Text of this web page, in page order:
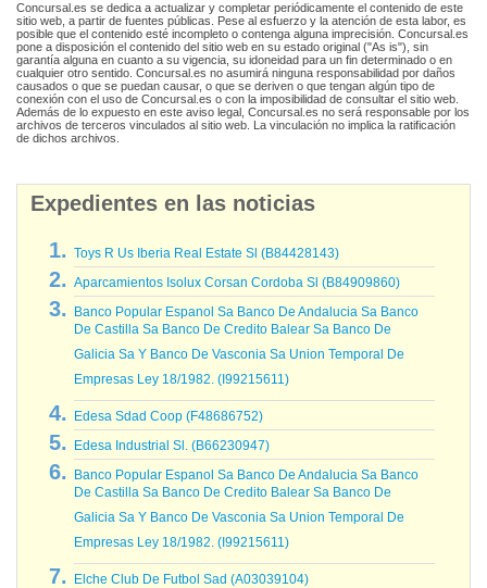
Concursal.es se dedica a actualizar y completar periódicamente el contenido de este
sitio web, a partir de fuentes públicas. Pese al esfuerzo y la atención de esta labor, es
posible que el contenido esté incompleto o contenga alguna imprecisión. Concursal.es
pone a disposición el contenido del sitio web en su estado original ("As is"), sin
garantía alguna en cuanto a su vigencia, su idoneidad para un fin determinado o en
cualquier otro sentido. Concursal.es no asumirá ninguna responsabilidad por daños
causados o que se puedan causar, o que se deriven o que tengan algún tipo de
conexión con el uso de Concursal.es o con la imposibilidad de consultar el sitio web.
Además de lo expuesto en este aviso legal, Concursal.es no será responsable por los
archivos de terceros vinculados al sitio web. La vinculación no implica la ratificación
de dichos archivos.
Expedientes en las noticias
Toys R Us Iberia Real Estate Sl (B84428143)
Aparcamientos Isolux Corsan Cordoba Sl (B84909860)
Banco Popular Espanol Sa Banco De Andalucia Sa Banco
De Castilla Sa Banco De Credito Balear Sa Banco De
Galicia Sa Y Banco De Vasconia Sa Union Temporal De
Empresas Ley 18/1982. (I99215611)
Edesa Sdad Coop (F48686752)
Edesa Industrial Sl. (B66230947)
Banco Popular Espanol Sa Banco De Andalucia Sa Banco
De Castilla Sa Banco De Credito Balear Sa Banco De
Galicia Sa Y Banco De Vasconia Sa Union Temporal De
Empresas Ley 18/1982. (I99215611)
Elche Club De Futbol Sad (A03039104)